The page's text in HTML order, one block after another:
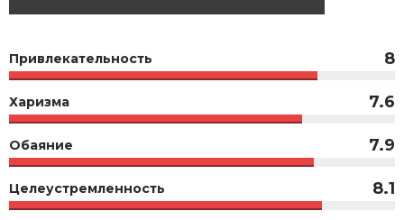
Привлекательность 8
Харизма 7.6
Обаяние 7.9
Целеустремленность 8.1